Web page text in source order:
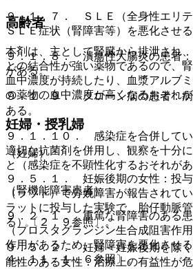
高齢者
本剤は、主として腎臓から排泄され
との結合性が強い薬物であるので、
血中濃度が持続したり、血漿アルブ
の薬物の血中濃度が高くなるおそれ
妊婦・授乳婦
（妊婦）
９．５．１． 妊娠後期の女性：投
（ラット）で分娩障害が報告されて
ラットに投与した実験で、胎仔動脈
る）〔２．９参照〕。
９．５．２． 妊婦＜妊娠後期を除
能性のある女性：治療上の有益性が
９．１．７． ＳＬＥ（全身性エリテ
ＳＬＥ症状（腎障害等）を悪化させる
９．１．８． 潰瘍性大腸炎の患者
がある。
９．１．９． クローン病の患者：
ある。
９．１．１０． 感染症を合併して
適切な抗菌剤を併用し、観察を十分
と（感染症を不顕性化するおそれがあ
（腎機能障害患者）
９．２．１． 重篤な腎障害のある
（プロスタグランジン生合成阻害作
作用があるため、腎障害を悪化させ
４、１１．１．６参照〕。